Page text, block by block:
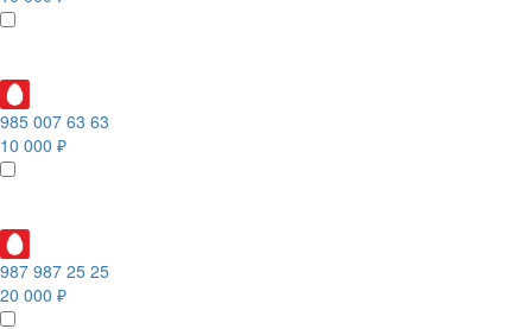
985 007 63 63
10 000 ₽
987 987 25 25
20 000 ₽